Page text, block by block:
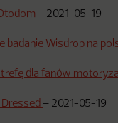
– 2021-05-19
badanie Wisdrop na
dla fanów
– 2021-05-19